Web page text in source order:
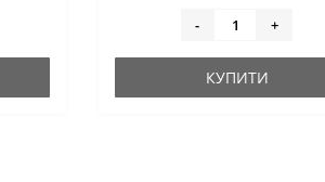
- +
КУПИТИ